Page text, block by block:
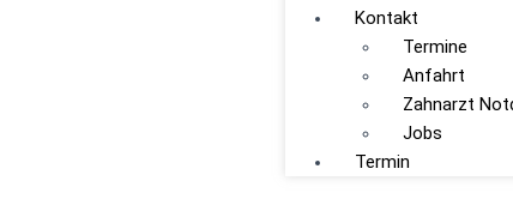
Kontakt
Termine
Anfahrt
Zahnarzt
Jobs
Termin